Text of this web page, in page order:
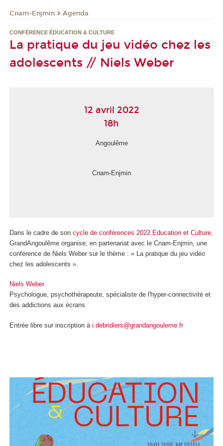
Cnam-Enjmin Agenda
CONFÉRENCE ÉDUCATION & CULTURE
La pratique du jeu vidéo chez les
adolescents // Niels Weber
12 avril 2022
18h
Angoulême
Cnam-Enjmin
Dans le cadre de son cycle de conférences 2022 Education et Culture
GrandAngoulême organise, en partenariat avec le Cnam-Enjmin, une
conférence de Niels Weber sur le thème : « La pratique du jeu vidéo
chez les adolescents ».
Niels Weber
Psychologue, psychothérapeute, spécialiste de l'hyper-connectivité et
des addictions aux écrans
Entrée libre sur inscription à i.debridiers@grandangouleme.fr